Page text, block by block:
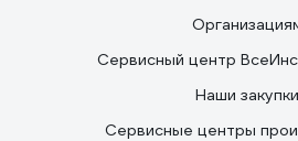
Сервисный центр
Наши закупки
Сервисные центры